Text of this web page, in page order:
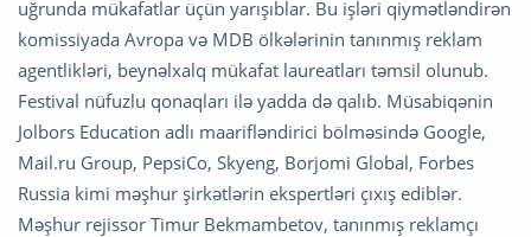
uğrunda mükafatlar üçün yarışıblar. Bu işləri qiymətləndirən
komissiyada Avropa və MDB ölkələrinin tanınmış reklam
agentlikləri, beynəlxalq mükafat laureatları təmsil olunub.
Festival nüfuzlu qonaqları ilə yadda də qalıb. Müsabiqənin
Jolbors Education adlı maarifləndirici bölməsində Google,
Mail.ru Group, PepsiCo, Skyeng, Borjomi Global, Forbes
Russia kimi məşhur şirkətlərin ekspertləri çıxış ediblər.
Məşhur rejissor Timur Bekmambetov, tanınmış reklamçı